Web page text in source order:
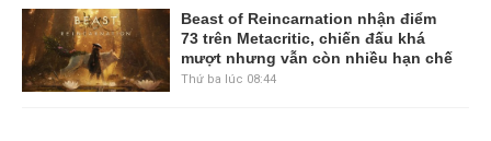
Beast of Reincarnation nhận điểm
73 trên Metacritic, chiến đấu khá
mượt nhưng vẫn còn nhiều hạn chế
Thứ ba lúc 08:44